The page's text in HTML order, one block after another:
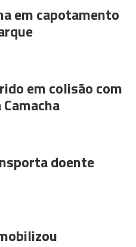
em capotamento
em colisão com
doente